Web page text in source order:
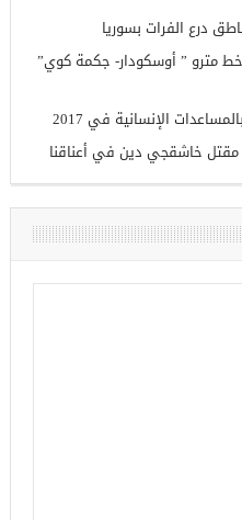
القضايا الأمنية
مترو ” أوسكودار- جكمة كوي”
الإنسانية في 2017
مقتل خاشقجي دين في أعناقنا